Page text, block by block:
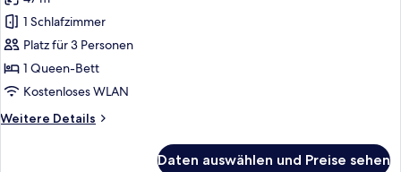
Suite
Sea
View
with Private Heated
Pool and
anzeigen
1 Schlafzimmer
Platz für 3 Personen
1 Queen-Bett
Kostenloses WLAN
Weitere Details
Weitere
Daten auswählen und Preise sehen